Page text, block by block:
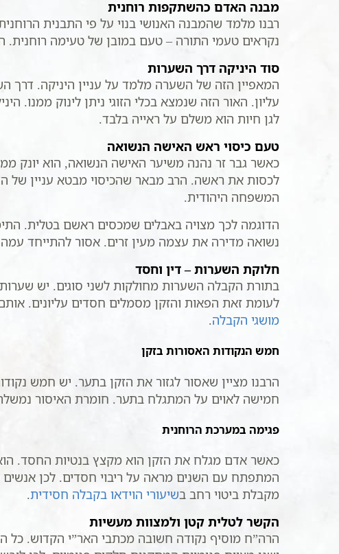
מבנה האדם כהשתקפות רוחנית
רבנו מלמד שהמבנה האנושי בנוי על פי התבנית
נקראים טעמי התורה – טעם במובן של טעימה רוחנית.
סוד היניקה דרך השערות
המאפיין הזה של השערה מלמד על עניין היניקה. דרך
עליון. האור הזה שנמצא בכלי הזוגי ניתן לינוק ממנו.
לגן חיות הוא משלם על ראייה בלבד.
טעם כיסוי ראש האישה הנשואה
כאשר גבר זר נהנה משיער האישה הנשואה, הוא יונק
לכסות את ראשה. הרב מבאר שהכיסוי מבטא עניין של
המשפחה היהודית.
הדוגמה לכך מצויה באבלים שמכסים ראשם בטלית.
נשואה מדירה את עצמה מעין זרים. אסור להתייחד עמה
חלוקת השערות – דין וחסד
בתורת הקבלה השערות מחולקות לשני סוגים. יש
לעומת זאת הפאות והזקן מסמלים חסדים עליונים.
מושגי הקבלה.
חמש הנקודות האסורות בזקן
הרבנו מציין שאסור לגזור את הזקן בתער. יש חמש
חמישה לאוים על המתגלח בתער. חומרת האיסור
פגימה במערכת הרוחנית
כאשר אדם מגלח את הזקן הוא מקצץ בנטיות החסד.
המתפתח עם השנים מראה על ריבוי חסדים. לכן אנשים
מקבלת ביטוי רחב בשיעורי הוידאו בקבלה חסידית.
הקשר לטלית קטן ולמצוות מעשיות
הרה”ח מוסיף נקודה חשובה מכתבי האר”י הקדוש. כל